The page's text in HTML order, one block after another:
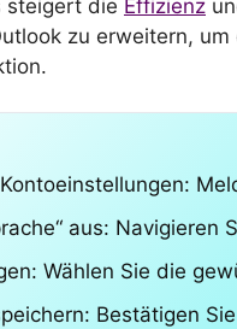
steigert die Effizienz
zu erweitern,
aus: Navigieren
Wählen Sie die
Bestätigen